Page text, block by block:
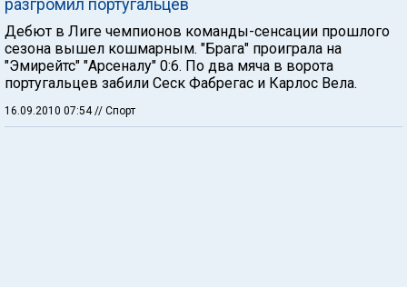
Дебют в Лиге чемпионов команды-сенсации прошлого
сезона вышел кошмарным. "Брага" проиграла на
"Эмирейтс" "Арсеналу" 0:6. По два мяча в ворота
португальцев забили Сеск Фабрегас и Карлос Вела.
16.09.2010 07:54 // Спорт